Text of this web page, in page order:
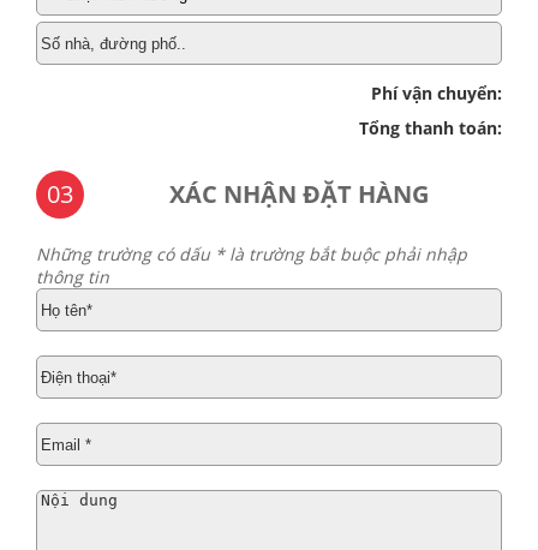
Phí vận chuyển:
Tổng thanh toán:
03 XÁC NHẬN ĐẶT HÀNG
Những trường có dấu * là trường bắt buộc phải nhập
thông tin